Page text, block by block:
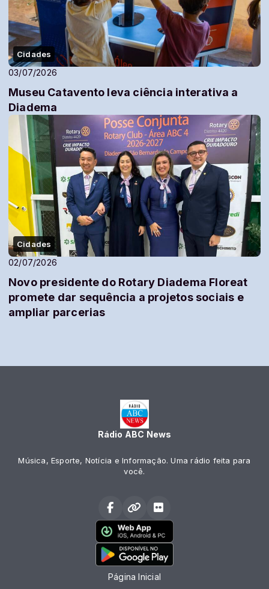
Cidades
03/07/2026
Museu Catavento leva ciência interativa a
Diadema
Cidades
02/07/2026
Novo presidente do Rotary Diadema Floreat
promete dar sequência a projetos sociais e
ampliar parcerias
Rádio ABC News
Música, Esporte, Notícia e Informação. Uma rádio feita para
você.
Página Inicial